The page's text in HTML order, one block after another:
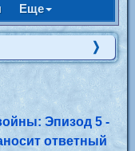
Еще
Эпизод 5 -
ответный